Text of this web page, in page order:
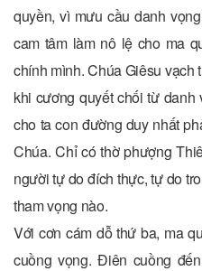
quyền, vì mưu cầu danh
cam tâm làm nô lệ cho ma
chính mình. Chúa Giêsu vạch
khi cương quyết chối từ
cho ta con đường duy nhất
Chúa. Chỉ có thờ phượng
người tự do đích thực, tự do
tham vọng nào.
Với cơn cám dỗ thứ ba, ma
cuồng vọng. Điên cuồng